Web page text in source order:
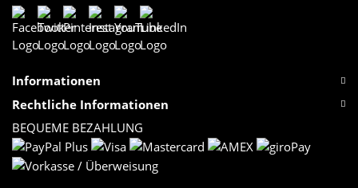
Informationen
Rechtliche Informationen
BEQUEME BEZAHLUNG